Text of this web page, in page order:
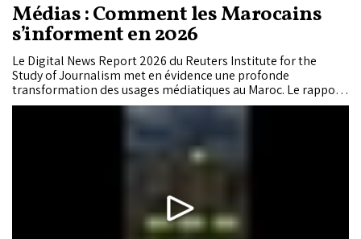
Médias : Comment les Marocains
s’informent en 2026
Le Digital News Report 2026 du Reuters Institute for the
Study of Journalism met en évidence une profonde
transformation des usages médiatiques au Maroc. Le rapport
montre que le Royaume est entré dans une ère de
l’information dominée par les plateformes numériques, la